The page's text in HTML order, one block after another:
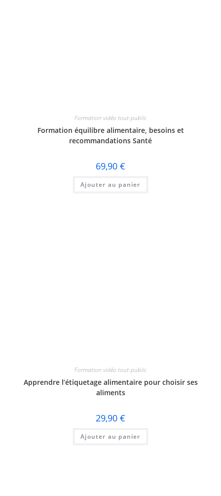
Formation vidéo tout-public
Formation équilibre alimentaire, besoins et
recommandations Santé
69,90 €
Ajouter au panier
Formation vidéo tout-public
Apprendre l’étiquetage alimentaire pour choisir ses
aliments
29,90 €
Ajouter au panier